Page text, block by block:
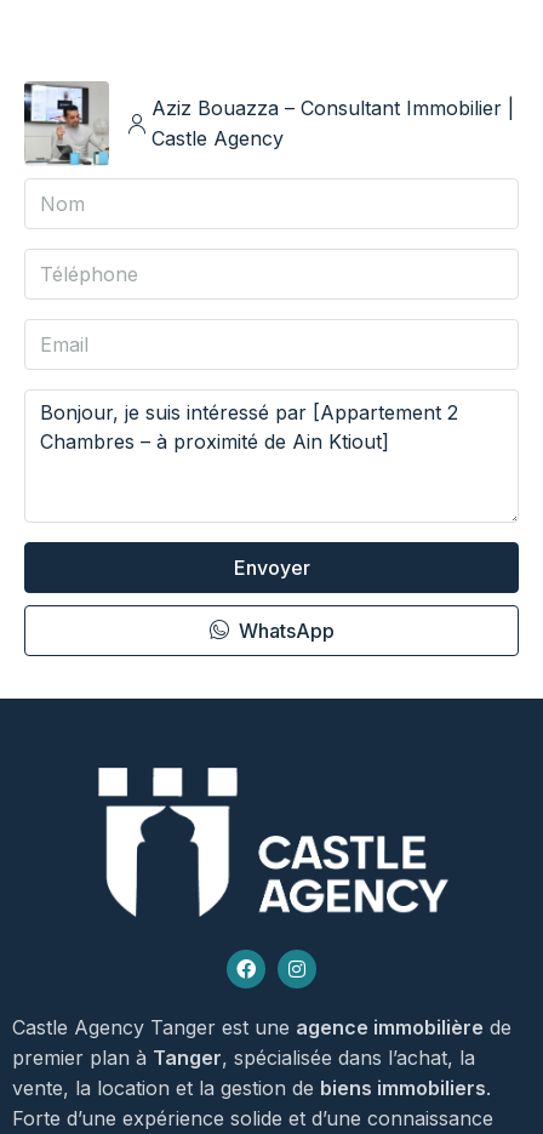
Aziz Bouazza – Consultant Immobilier |
Castle Agency
Envoyer
WhatsApp
Castle Agency Tanger est une agence immobilière de
premier plan à Tanger, spécialisée dans l’achat, la
vente, la location et la gestion de biens immobiliers.
Forte d’une expérience solide et d’une connaissance